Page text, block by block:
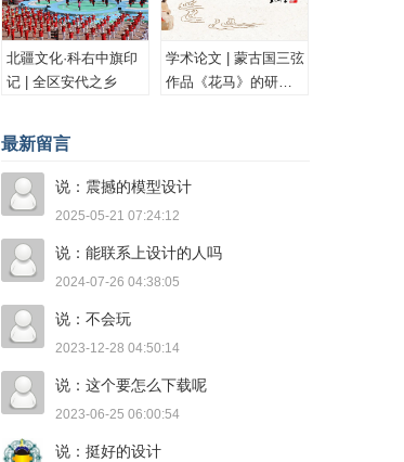
北疆文化·科右中旗印
记 | 全区安代之乡
学术论文 | 蒙古国三弦
作品《花马》的研究
最新留言
说：震撼的模型设计
2025-05-21 07:24:12
说：能联系上设计的人吗
2024-07-26 04:38:05
说：不会玩
2023-12-28 04:50:14
说：这个要怎么下载呢
2023-06-25 06:00:54
说：挺好的设计